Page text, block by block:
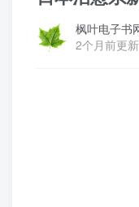
枫叶电子书
2个月前更新